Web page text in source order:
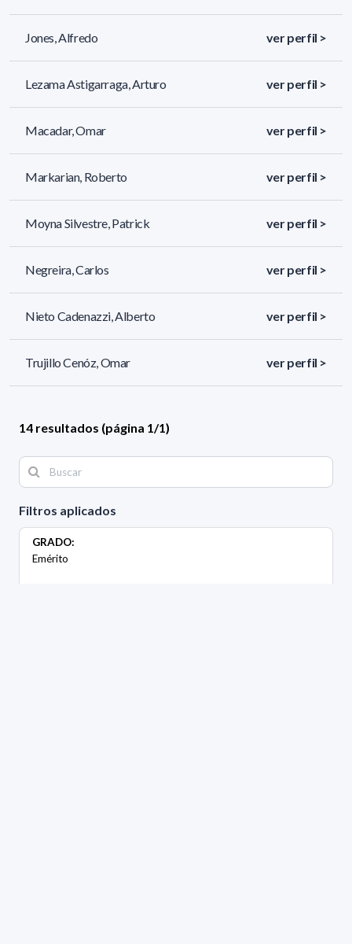
Filtros aplicados
GRADO:
Emérito
Jones, Alfredo ver perfil >
Lezama Astigarraga, Arturo ver perfil >
Macadar, Omar ver perfil >
Markarian, Roberto ver perfil >
Moyna Silvestre, Patrick ver perfil >
Negreira, Carlos ver perfil >
Nieto Cadenazzi, Alberto ver perfil >
Trujillo Cenóz, Omar ver perfil >
14 resultados (página 1/1)